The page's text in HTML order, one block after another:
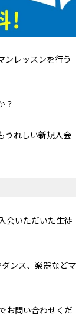
ンレッスンを行う
？
うれしい新規入会
会いただいた生徒
ンス、楽器などマ
お問い合わせくだ